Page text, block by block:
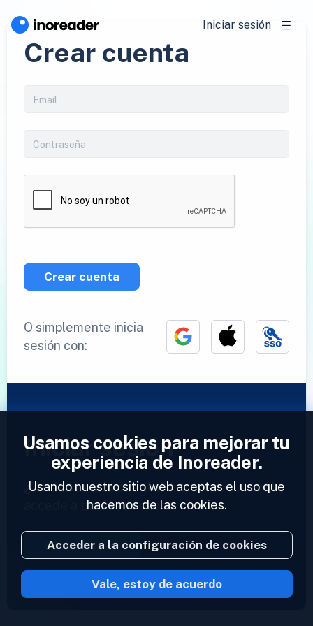
Iniciar sesión
Crear cuenta
Crear cuenta
O simplemente inicia
sesión con:
Iniciar sesión
¿Ya tienes una cuenta?Introduce tu perfil y
accede a tus feeds ahora.
Iniciar sesión
2023 © Inoreader
Usamos cookies para mejorar tu
experiencia de Inoreader.
Usando nuestro sitio web aceptas el uso que
hacemos de las cookies.
Acceder a la configuración de cookies
Vale, estoy de acuerdo